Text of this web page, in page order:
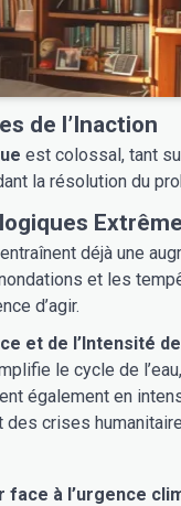
de l’Inaction
est colossal, tant
la résolution du
déjà une
et les
d’agir.
et de l’Intensité
le cycle de
également en
crises
à l’urgence